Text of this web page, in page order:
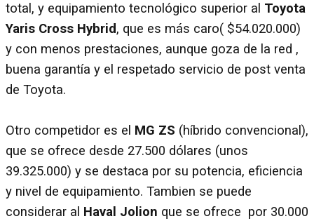
total, y equipamiento tecnológico superior al Toyota
Yaris Cross Hybrid, que es más caro( $54.020.000)
y con menos prestaciones, aunque goza de la red ,
buena garantía y el respetado servicio de post venta
de Toyota.
Otro competidor es el MG ZS (híbrido convencional),
que se ofrece desde 27.500 dólares (unos
39.325.000) y se destaca por su potencia, eficiencia
y nivel de equipamiento. Tambien se puede
considerar al Haval Jolion que se ofrece por 30.000